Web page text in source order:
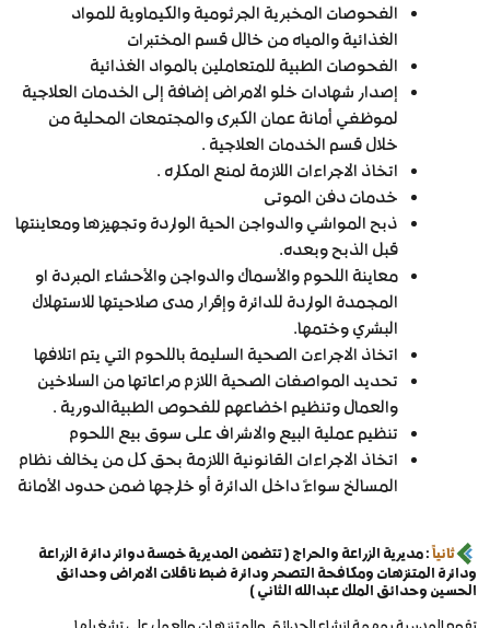
الفحوصات المخبرية الجرثومية والكيماوية للمواد
الغذائية والمياه من خالل قسم المختبرات
الفحوصات الطبية للمتعاملين بالمواد الغذائية
إصدار شهادات خلو الامراض إضافة إلى الخدمات العلاجية
لموظفي أمانة عمان الكبرى والمجتمعات المحلية من
خلال قسم الخدمات العلاجية .
اتخاذ الاجراءات اللازمة لمنع المكاره .
خدمات دفن الموتى
ذبح المواشي والدواجن الحية الواردة وتجهيزها ومعاينتها
قبل الذبح وبعده.
معاينة اللحوم والأسماك والدواجن والأحشاء المبردة او
المجمدة الواردة للدائرة وإقرار مدى صلاحيتها للاستهلاك
البشري وختمها.
اتخاذ الاجراءت الصحية السليمة باللحوم التي يتم اتلافها
تحديد المواصفات الصحية اللازم مراعاتها من السلاخين
والعمال وتنظيم اخضاعهم للفحوص الطبيةالدورية .
تنظيم عملية البيع والاشراف على سوق بيع اللحوم
اتخاذ الاجراءات القانونية اللازمة بحق كل من يخالف نظام
المسالخ سواءً داخل الدائرة أو خارجها ضمن حدود الأمانة
ثانياً: مديرية الزراعة والحراج ( تتضمن المديرية خمسة دوائر دائرة الزراعة
ودائرة المتنزهات ومكافحة التصحر ودائرة ضبط ناقلات الامراض وحدائق
الحسين وحدائق الملك عبدالله الثاني )